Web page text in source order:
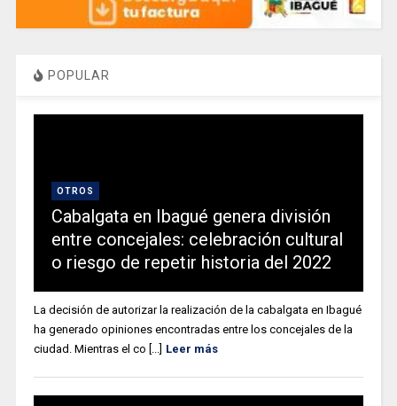
POPULAR
OTROS
Cabalgata en Ibagué genera división
entre concejales: celebración cultural
o riesgo de repetir historia del 2022
La decisión de autorizar la realización de la cabalgata en Ibagué
ha generado opiniones encontradas entre los concejales de la
ciudad. Mientras el co [...]
Leer más